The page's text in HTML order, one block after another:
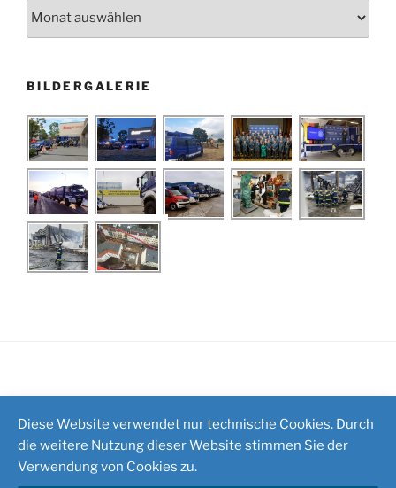
BILDERGALERIE
Diese Website verwendet nur technische Cookies. Durch
die weitere Nutzung dieser Website stimmen Sie der
Verwendung von Cookies zu.